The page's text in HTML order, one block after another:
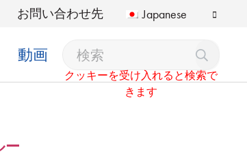
お問い合わせ先 Japanese
動画
クッキーを受け入れると検索で
きます
ー